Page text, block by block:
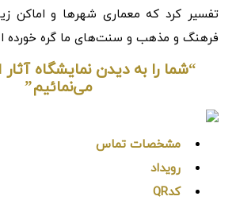
تفسیر کرد که معماری شهرها و اماکن
فرهنگ و مذهب و سنت‌های ما گره خورده
“شما را به دیدن نمایشگاه
می‌نمائیم”
مشخصات تماس
رویداد
کدQR